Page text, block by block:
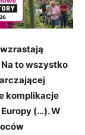
to wszystko
komplikacje
(…). W